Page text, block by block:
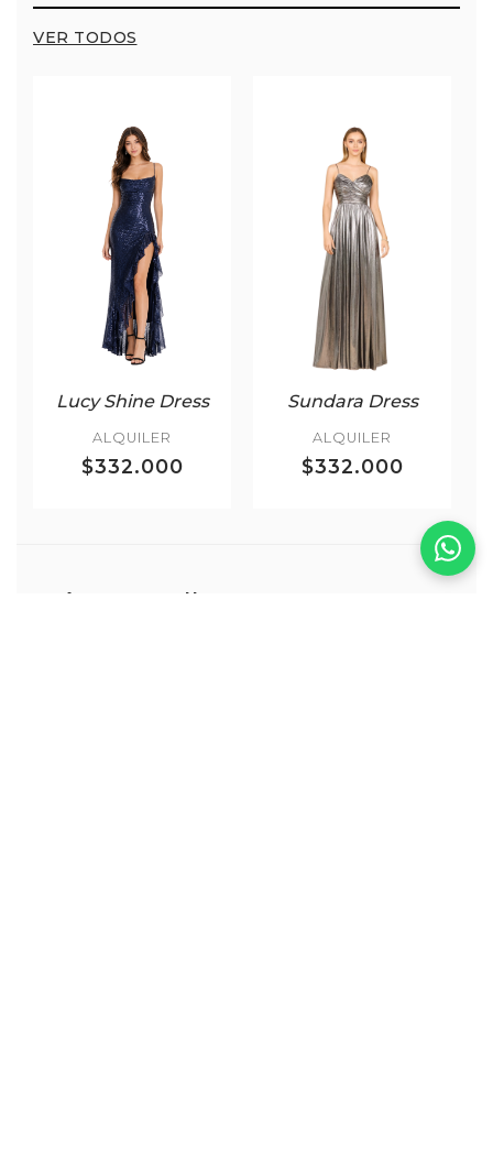
VER TODOS
Lucy Shine Dress
ALQUILER
$332.000
Sundara Dress
ALQUILER
$332.000
Más Top Sellers